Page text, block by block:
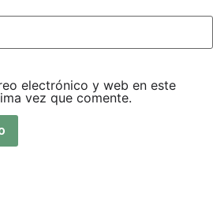
electrónico y web en este
vez que comente.